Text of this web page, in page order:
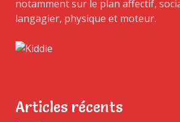
7.00 am – 7.00 pm
notamment sur le plan affectif,
langagier, physique et moteur.
Articles récents